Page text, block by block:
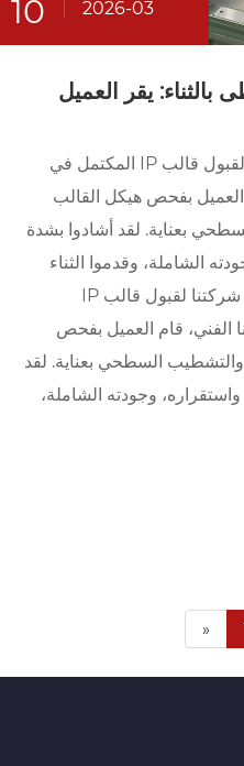
10 2026-03
يقر العميل
قام ممثل العملاء بزيارة شركتنا لقبول قالب IP المكتمل في
بفحص هيكل القالب
بعناية. لقد أشادوا بشدة
الشاملة، وقدموا الثناء
الفوري. قام ممثل العملاء بزيارة شركتنا لقبول قالب IP
الفني، قام العميل بفحص
السطحي بعناية. لقد
وجودته الشاملة،